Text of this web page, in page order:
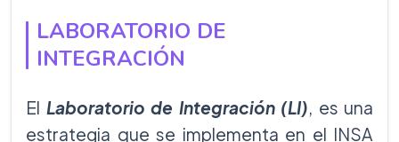
LABORATORIO DE
INTEGRACIÓN
El Laboratorio de Integración (LI), es una
estrategia que se implementa en el INSA